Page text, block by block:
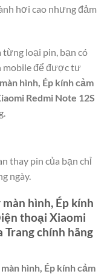
hơi cao nhưng đảm
loại pin, bạn có
mobile để được tư
hình, Ép kính cảm
Redmi Note 12S
thay pin của bạn chỉ
ngày.
màn hình, Ép kính
thoại Xiaomi
Trangchính hãng
hình, Ép kính cảm